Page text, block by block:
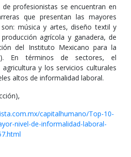
de profesionistas se encuentran en
que presentan las mayores
música y artes, diseño textil y
agrícola y ganadera, de
del Instituto Mexicano para la
En términos de sectores, el
y los servicios culturales
altos de informalidad laboral.
capitalhumano/Top-10-
nivel-de-informalidad-laboral-